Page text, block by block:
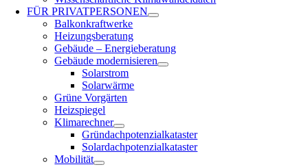
FÜRPRIVATPERSONEN
Balkonkraftwerke
Heizungsberatung
Gebäude – Energieberatung
Gebäude modernisieren
Solarstrom
Solarwärme
Grüne Vorgärten
Heizspiegel
Klimarechner
Gründachpotenzialkataster
Solardachpotenzialkataster
Mobilität